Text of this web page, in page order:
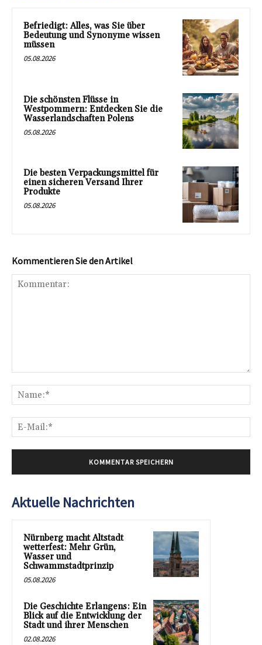
Befriedigt: Alles, was Sie über
Bedeutung und Synonyme wissen
müssen
05.08.2026
Die schönsten Flüsse in
Westpommern: Entdecken Sie die
Wasserlandschaften Polens
05.08.2026
Die besten Verpackungsmittel für
einen sicheren Versand Ihrer
Produkte
05.08.2026
Kommentieren Sie den Artikel
Aktuelle Nachrichten
Nürnberg macht Altstadt
wetterfest: Mehr Grün,
Wasser und
Schwammstadtprinzip
05.08.2026
Die Geschichte Erlangens: Ein
Blick auf die Entwicklung der
Stadt und ihrer Menschen
02.08.2026